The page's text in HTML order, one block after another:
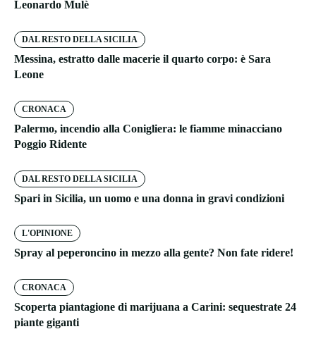
Leonardo Mulè
DAL RESTO DELLA SICILIA
Messina, estratto dalle macerie il quarto corpo: è Sara
Leone
CRONACA
Palermo, incendio alla Conigliera: le fiamme minacciano
Poggio Ridente
DAL RESTO DELLA SICILIA
Spari in Sicilia, un uomo e una donna in gravi condizioni
L'OPINIONE
Spray al peperoncino in mezzo alla gente? Non fate ridere!
CRONACA
Scoperta piantagione di marijuana a Carini: sequestrate 24
piante giganti